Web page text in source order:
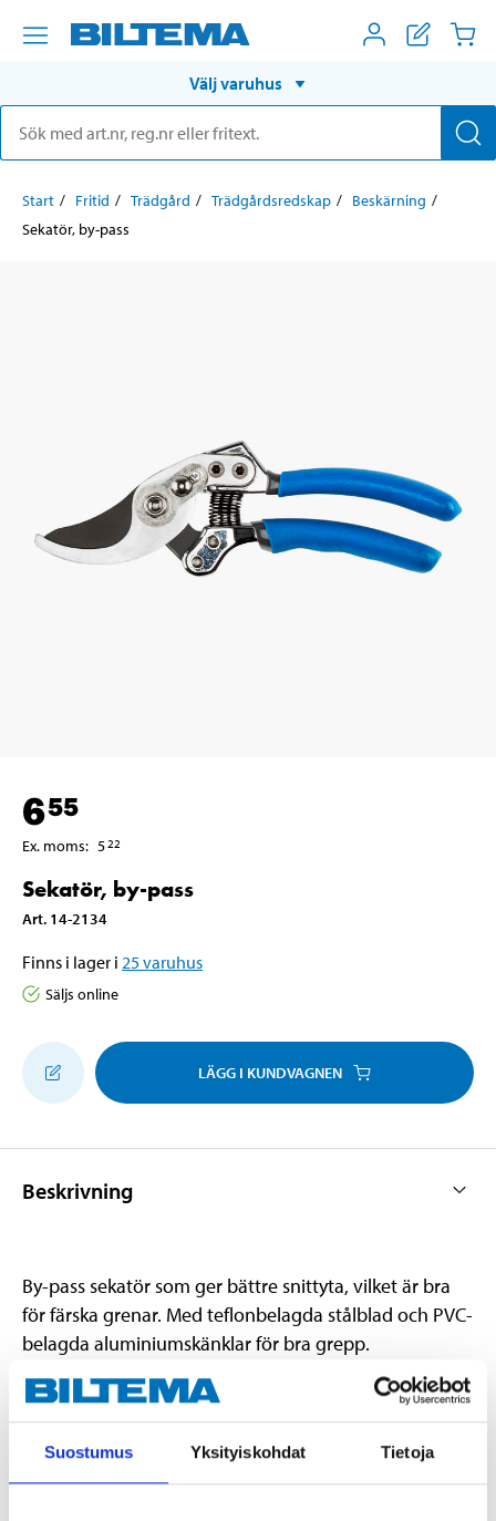
Suostumus Yksityiskohdat Tietoja
Välj varuhus
Start Fritid Trädgård Trädgårdsredskap
Beskärning
Sekatör, by-pass
655
Ex. moms: 522
Sekatör, by-pass
Art. 14-2134
Finns i lager i 25varuhus
Säljs online
LÄGG I KUNDVAGNEN
Beskrivning
By-pass sekatör som ger bättre snittyta, vilket är bra
för färska grenar. Med teflonbelagda stålblad och PVC-
belagda aluminiumskänklar för bra grepp.
Teknisk specifikation